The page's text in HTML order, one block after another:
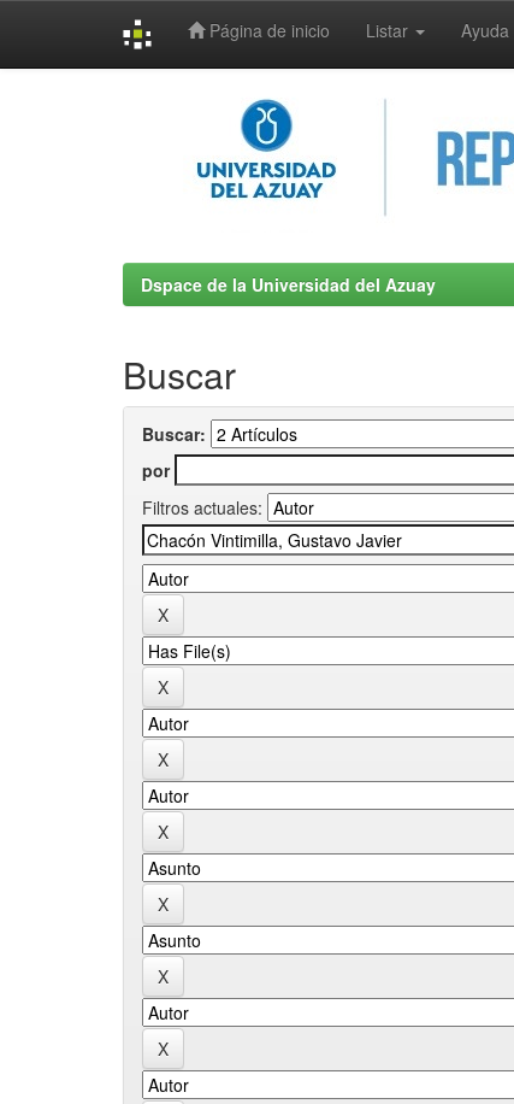
Página de inicio Listar Ayuda
Dspace de la Universidad del Azuay
Buscar
Buscar:
por
Filtros actuales: